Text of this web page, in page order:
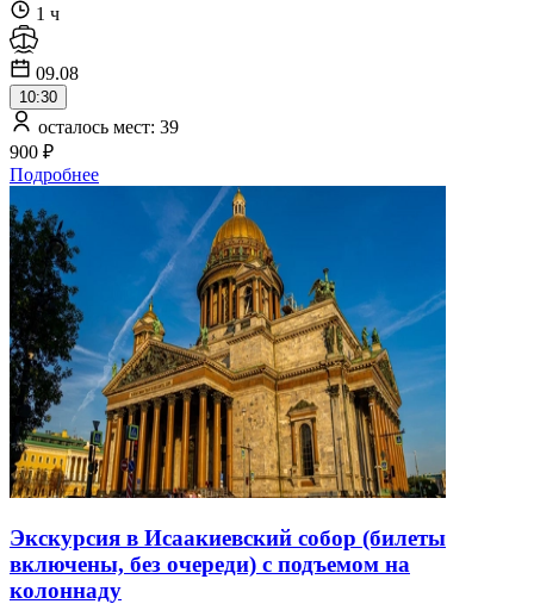
1 ч
09.08
10:30
осталось мест: 39
900 ₽
Подробнее
Экскурсия в Исаакиевский собор (билеты
включены, без очереди) с подъемом на
колоннаду